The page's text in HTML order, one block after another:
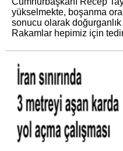
yükselmekte, boşanma
sonucu olarak doğurganlık
Rakamlar hepimiz için